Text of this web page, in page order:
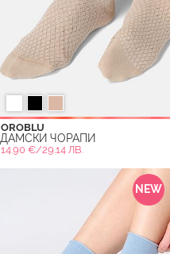
OROBLU
ДАМСКИ ЧОРАПИ
14.90 €/29.14 ЛВ.
NEW